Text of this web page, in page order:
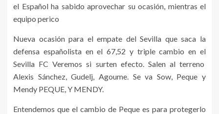
el Español ha sabido aprovechar su ocasión, mientras el
equipo perico
Nueva ocasión para el empate del Sevilla que saca la
defensa españolista en el 67,52 y triple cambio en el
Sevilla FC Veremos si surten efecto. Salen al terreno
Alexis Sánchez, Gudelj, Agoume. Se va Sow, Peque y
Mendy PEQUE, Y MENDY.
Entendemos que el cambio de Peque es para protegerlo